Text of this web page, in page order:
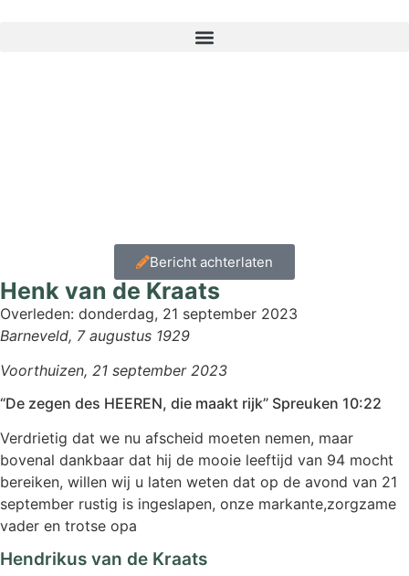
Bericht achterlaten
Henk van de Kraats
Overleden: donderdag, 21 september 2023
Barneveld, 7 augustus 1929
Voorthuizen, 21 september 2023
“De zegen des HEEREN, die maakt rijk” Spreuken 10:22
Verdrietig dat we nu afscheid moeten nemen, maar
bovenal dankbaar dat hij de mooie leeftijd van 94 mocht
bereiken, willen wij u laten weten dat op de avond van 21
september rustig is ingeslapen, onze markante,zorgzame
vader en trotse opa
Hendrikus van de Kraats